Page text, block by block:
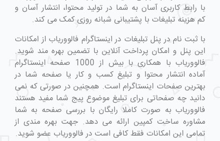
با رابط کاربری آسان به شما در تولید محتوا، انتشار آسان و
کم هزینه تبلیغات با پشتیبانی شبانه روزی کمک می کند.
با ثبت نام در پنل تبلیغات در اینستاگرام فالووریاب از امکانات
این پنل و امکان پرداخت آنلاین با تضمین بهره مند شوید.
فالووریاب با همکاری با بیش از 1000 صفحه اینستاگرام
آماده انتشار محتوا و تبلیغ کسب و کار یا صفحه شما در
بهترین صفحات اینستاگرام است. همچنین در صورتی که نمی
دانید چه صفحاتی برای تبلیغ موضوع پیج شما مفید هستند
فالووریاب به صورت کاملا رایگان با بررسی صفحه به شما
مشاوره ساخت کمپین ارائه می دهد. جهت بهره مندی از
تمامی این امکانات فقط کافی است در فالووریاب عضو شوید.